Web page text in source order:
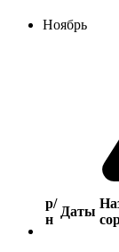
Ноябрь
р/
н
Даты